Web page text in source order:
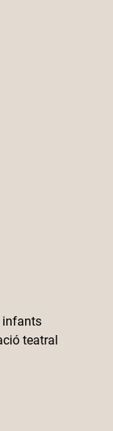
infants
teatral